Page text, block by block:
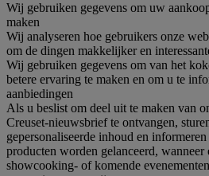
Wij gebruiken gegevens om uw
maken
Wij analyseren hoe gebruikers onze
om de dingen makkelijker en
Wij gebruiken gegevens om van het
betere ervaring te maken en om u te
aanbiedingen
Als u beslist om deel uit te maken van
Creuset-nieuwsbrief te ontvangen,
gepersonaliseerde inhoud en
producten worden gelanceerd, wanneer
showcooking- of komende